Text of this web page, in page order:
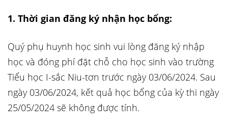
1. Thời gian đăng ký nhận học bổng:
Quý phụ huynh học sinh vui lòng đăng ký nhập
học và đóng phí đặt chỗ cho học sinh vào trường
Tiểu học I-sắc Niu-tơn trước ngày 03/06/2024. Sau
ngày 03/06/2024, kết quả học bổng của kỳ thi ngày
25/05/2024 sẽ không được tính.